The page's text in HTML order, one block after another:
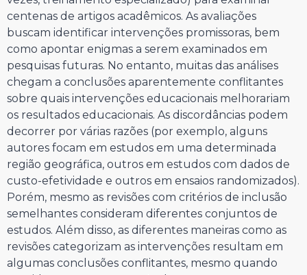
centenas de artigos acadêmicos. As avaliações
buscam identificar intervenções promissoras, bem
como apontar enigmas a serem examinados em
pesquisas futuras. No entanto, muitas das análises
chegam a conclusões aparentemente conflitantes
sobre quais intervenções educacionais melhorariam
os resultados educacionais. As discordâncias podem
decorrer por várias razões (por exemplo, alguns
autores focam em estudos em uma determinada
região geográfica, outros em estudos com dados de
custo-efetividade e outros em ensaios randomizados).
Porém, mesmo as revisões com critérios de inclusão
semelhantes consideram diferentes conjuntos de
estudos. Além disso, as diferentes maneiras como as
revisões categorizam as intervenções resultam em
algumas conclusões conflitantes, mesmo quando